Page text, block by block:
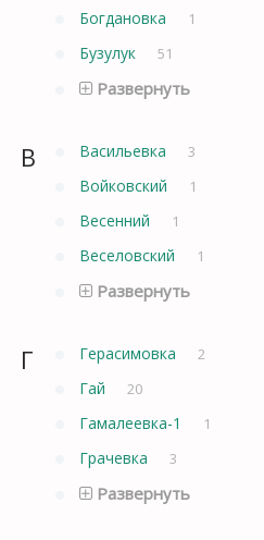
Богдановка 1
Бузулук 51
Развернуть
В Васильевка 3
Войковский 1
Весенний 1
Веселовский 1
Развернуть
Г Герасимовка 2
Гай 20
Гамалеевка-1 1
Грачевка 3
Развернуть